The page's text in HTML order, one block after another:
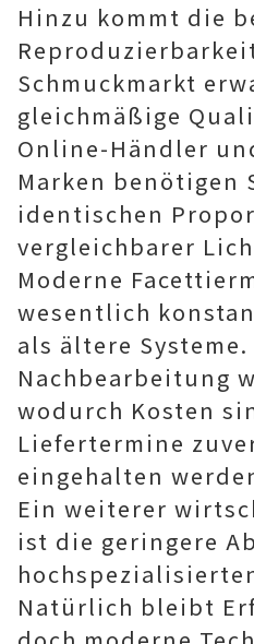
Hinzu kommt die
Schmuckmarkt
gleichmäßige
Online-Händler
Marken benötigen
identischen
vergleichbarer
Moderne
wesentlich
als ältere
Nachbearbeitung
wodurch Kosten
Liefertermine
eingehalten
Ein weiterer
ist die geringere
Natürlich bleibt